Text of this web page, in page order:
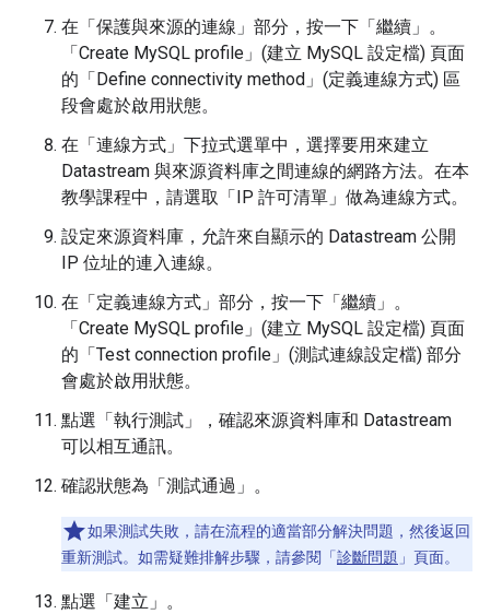
在「保護與來源的連線」 部分，按一下「繼續」 。
「Create MySQL profile」(建立 MySQL 設定檔) 頁面
的「Define connectivity method」(定義連線方式) 區
段會處於啟用狀態。
在「連線方式」 下拉式選單中，選擇要用來建立
Datastream 與來源資料庫之間連線的網路方法。在本
教學課程中，請選取「IP 許可清單」 做為連線方式。
設定來源資料庫，允許來自顯示的 Datastream 公開
IP 位址的連入連線。
在「定義連線方式」 部分，按一下「繼續」 。
「Create MySQL profile」(建立 MySQL 設定檔) 頁面
的「Test connection profile」(測試連線設定檔) 部分
會處於啟用狀態。
點選「執行測試」
，確認來源資料庫和 Datastream
可以相互通訊。
確認狀態為「測試通過」 。
如果測試失敗，請在流程的適當部分解決問題，然後返回
重新測試。如需疑難排解步驟，請參閱「 診斷問題 」頁面。
點選「建立」 。